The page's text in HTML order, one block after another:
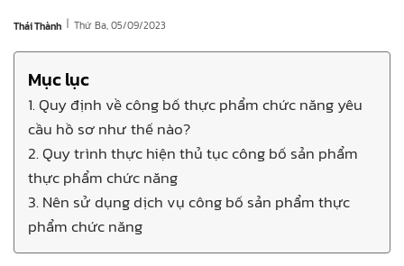
Thái Thành | Thứ Ba, 05/09/2023
Mục lục
1. Quy định về công bố thực phẩm chức năng yêu
cầu hồ sơ như thế nào?
2. Quy trình thực hiện thủ tục công bố sản phẩm
thực phẩm chức năng
3. Nên sử dụng dịch vụ công bố sản phẩm thực
phẩm chức năng